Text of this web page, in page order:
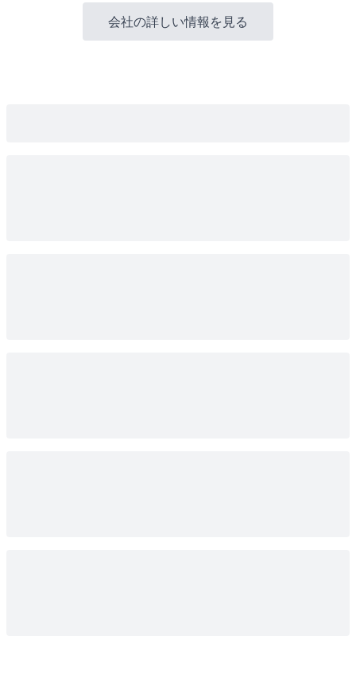
会社の詳しい情報を見る